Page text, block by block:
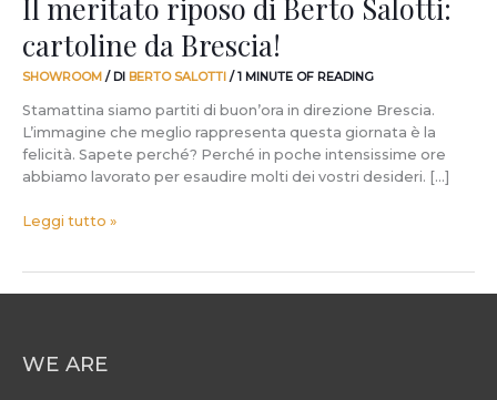
Il meritato riposo di Berto Salotti:
cartoline da Brescia!
SHOWROOM / DI BERTO SALOTTI /1 MINUTE OF READING
Stamattina siamo partiti di buon’ora in direzione Brescia.
L’immagine che meglio rappresenta questa giornata è la
felicità. Sapete perché? Perché in poche intensissime ore
abbiamo lavorato per esaudire molti dei vostri desideri. […]
Leggi tutto »
WE ARE